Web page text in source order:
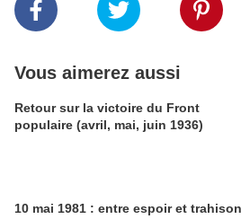
Vous aimerez aussi
Retour sur la victoire du Front
populaire (avril, mai, juin 1936)
10 mai 1981 : entre espoir et trahison